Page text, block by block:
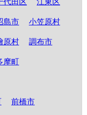
代田区 江東区
島市 小笠原村
原村 調布市
摩町
前橋市